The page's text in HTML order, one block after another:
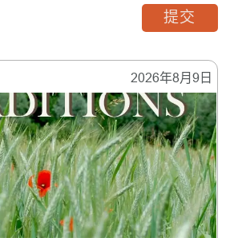
2026年8月9日
提交